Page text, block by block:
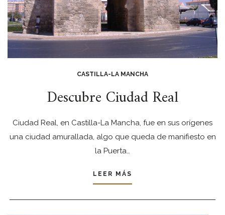
CASTILLA-LA MANCHA
Descubre Ciudad Real
Ciudad Real, en Castilla-La Mancha, fue en sus orígenes
una ciudad amurallada, algo que queda de manifiesto en
la Puerta…
LEER MÁS